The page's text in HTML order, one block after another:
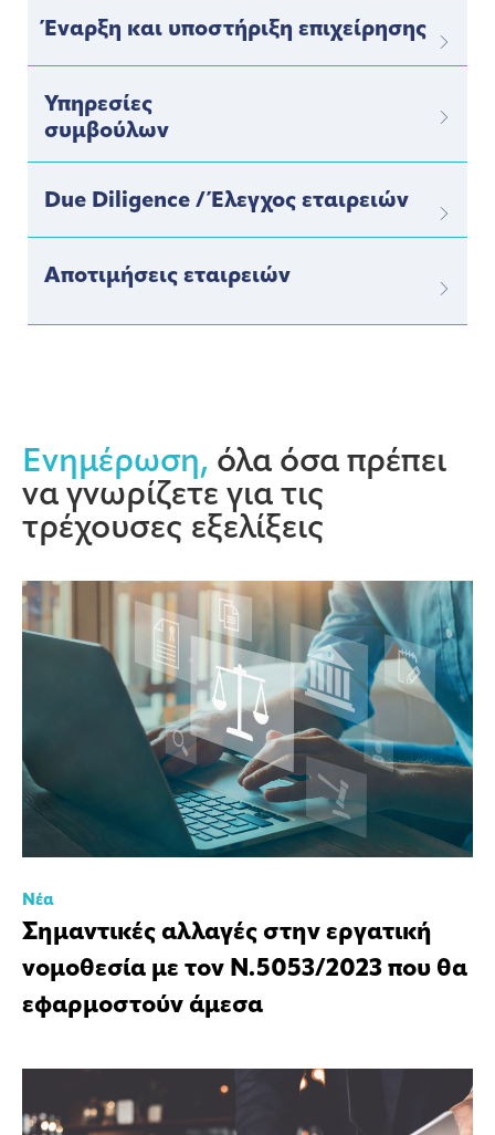
Έναρξη και υποστήριξη επιχείρησης
Υπηρεσίες
συμβούλων
Due Diligence / Έλεγχος εταιρειών
Αποτιμήσεις εταιρειών
Ενημέρωση, όλα όσα πρέπει
να γνωρίζετε για τις
τρέχουσες εξελίξεις
Νέα
Σημαντικές αλλαγές στην εργατική
νομοθεσία με τον Ν.5053/2023 που θα
εφαρμοστούν άμεσα